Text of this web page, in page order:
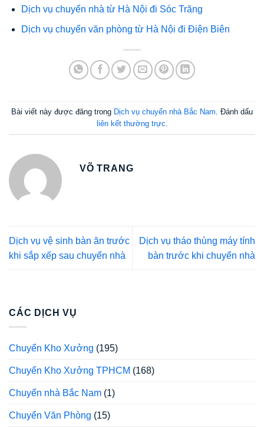
Dịch vụ chuyển nhà từ Hà Nội đi Sóc Trăng
Dịch vụ chuyển văn phòng từ Hà Nội đi Điện Biên
Bài viết này được đăng trong Dịch vụ chuyển nhà Bắc Nam . Đánh dấu
liên kết thường trực
VÕ TRANG
Dịch vụ vệ sinh bàn ăn trước
khi sắp xếp sau chuyển nhà
Dịch vụ tháo thùng máy tính
bàn trước khi chuyển nhà
CÁC DỊCH VỤ
Chuyển Kho Xưởng (195)
Chuyển Kho Xưởng TPHCM (168)
Chuyển nhà Bắc Nam (1)
Chuyển Văn Phòng (15)